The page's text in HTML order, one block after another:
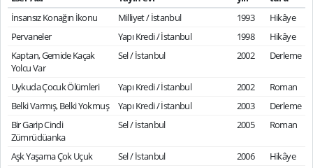
İnsansız Konağın İkonu
Milliyet / İstanbul 1993
Hikâye
Pervaneler
Yapı Kredi / İstanbul 1998
Hikâye
Kaptan, Gemide Kaçak
Yolcu Var
Sel / İstanbul 2002 Derleme
Uykuda Çocuk Ölümleri Yapı Kredi / İstanbul 2002
Roman
Belki Varmış, Belki Yokmuş
Yapı Kredi / İstanbul 2003
Derleme
Bir Garip Cindi
Zümrüdüanka
Sel / İstanbul 2005 Roman
Aşk Yaşama Çok Uçuk Sel / İstanbul 2006
Hikâye